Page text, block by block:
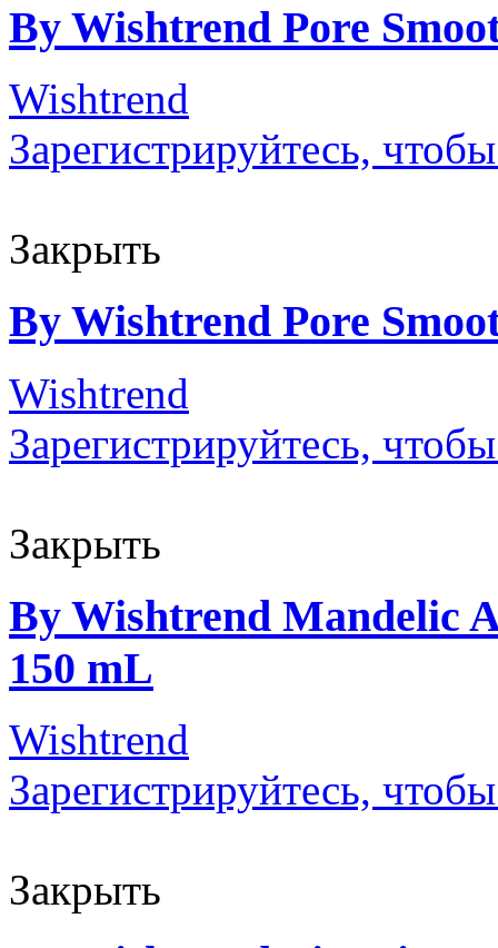
By Wishtrend Pore
Wishtrend
Зарегистрируйтесь,
Закрыть
By Wishtrend Pore
Wishtrend
Зарегистрируйтесь,
Закрыть
By Wishtrend Mandelic
150 mL
Wishtrend
Зарегистрируйтесь,
Закрыть